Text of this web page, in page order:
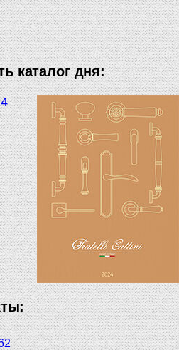
каталог дня: